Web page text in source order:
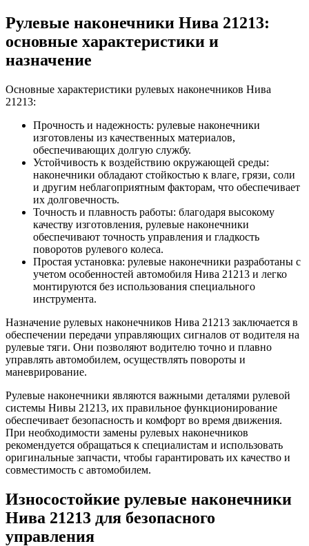
Рулевые наконечники Нива 21213:
основные характеристики и
назначение
Основные характеристики рулевых наконечников Нива
21213:
Прочность и надежность: рулевые наконечники
изготовлены из качественных материалов,
обеспечивающих долгую службу.
Устойчивость к воздействию окружающей среды:
наконечники обладают стойкостью к влаге, грязи, соли
и другим неблагоприятным факторам, что обеспечивает
их долговечность.
Точность и плавность работы: благодаря высокому
качеству изготовления, рулевые наконечники
обеспечивают точность управления и гладкость
поворотов рулевого колеса.
Простая установка: рулевые наконечники разработаны с
учетом особенностей автомобиля Нива 21213 и легко
монтируются без использования специального
инструмента.
Назначение рулевых наконечников Нива 21213 заключается в
обеспечении передачи управляющих сигналов от водителя на
рулевые тяги. Они позволяют водителю точно и плавно
управлять автомобилем, осуществлять повороты и
маневрирование.
Рулевые наконечники являются важными деталями рулевой
системы Нивы 21213, их правильное функционирование
обеспечивает безопасность и комфорт во время движения.
При необходимости замены рулевых наконечников
рекомендуется обращаться к специалистам и использовать
оригинальные запчасти, чтобы гарантировать их качество и
совместимость с автомобилем.
Износостойкие рулевые наконечники
Нива 21213 для безопасного
управления